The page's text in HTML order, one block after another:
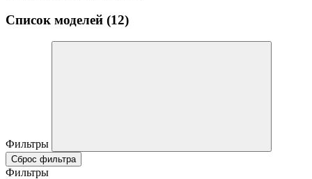
Список моделей (12)
Фильтры
Сброс фильтра
Фильтры